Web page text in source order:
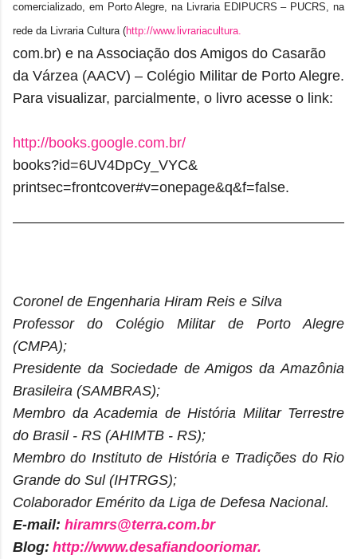
comercializado, em Porto Alegre, na Livraria EDIPUCRS – PUCRS, na
rede da Livraria Cultura (http://www.livrariacultura.
com.br) e na Associação dos Amigos do Casarão
da Várzea (AACV) – Colégio Militar de Porto Alegre.
Para visualizar, parcialmente, o livro acesse o link:
http://books.google.com.br/
books?id=6UV4DpCy_VYC&
printsec=frontcover#v=onepage&q&f=false.
Coronel de Engenharia Hiram Reis e Silva
Professor do Colégio Militar de Porto Alegre
(CMPA);
Presidente da Sociedade de Amigos da Amazônia
Brasileira (SAMBRAS);
Membro da Academia de História Militar Terrestre
do Brasil - RS (AHIMTB - RS);
Membro do Instituto de História e Tradições do Rio
Grande do Sul (IHTRGS);
Colaborador Emérito da Liga de Defesa Nacional.
E-mail: hiramrs@terra.com.br
Blog: http://www.desafiandooriomar.